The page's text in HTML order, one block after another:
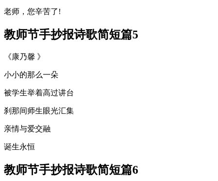
老师，您辛苦了!
教师节手抄报诗歌简短篇5
《康乃馨 》
小小的那么一朵
被学生举着高过讲台
刹那间师生眼光汇集
亲情与爱交融
诞生永恒
教师节手抄报诗歌简短篇6